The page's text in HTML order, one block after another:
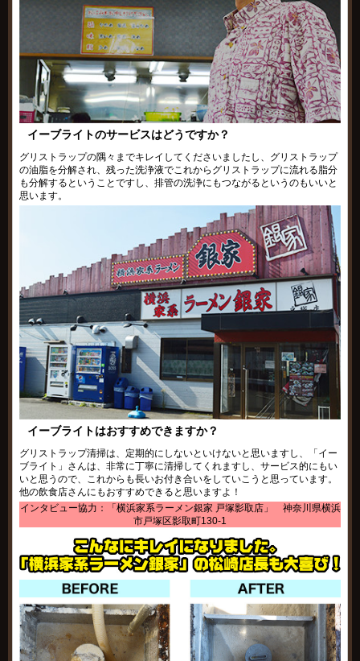
イーブライトのサービスはどうですか？
グリストラップの隅々までキレイしてくださいましたし、グリストラップ
の油脂を分解され、残った洗浄液でこれからグリストラップに流れる脂分
も分解するということですし、排管の洗浄にもつながるというのもいいと
思います。
イーブライトはおすすめできますか？
グリストラップ清掃は、定期的にしないといけないと思いますし、「イー
ブライト」さんは、非常に丁寧に清掃してくれますし、サービス的にもい
いと思うので、これからも長いお付き合いをしていこうと思っています。
他の飲食店さんにもおすすめできると思いますよ！
インタビュー協力：「横浜家系ラーメン銀家 戸塚影取店」 神奈川県横浜
市戸塚区影取町130-1